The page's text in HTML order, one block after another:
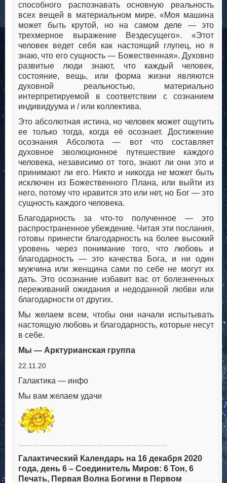
способного распознавать основную реальность
всех вещей в материальном мире. «Моя машина
может быть крутой, но на самом деле — это
трехмерное выражение Вездесущего». «Этот
человек ведет себя как настоящий глупец, но я
знаю, что его сущность — Божественная». Духовно
развитые люди знают, что каждый человек,
состояние, вещь, или форма жизни являются
духовной реальностью, материально
интерпретируемой в соответствии с сознанием
индивидуума и / или коллектива.
Это абсолютная истина, но человек может ощутить
ее только тогда, когда её осознает. Достижение
осознания Абсолюта — вот что составляет
духовное эволюционное путешествие каждого
человека, независимо от того, знают ли они это и
принимают ли его. Никто и никогда не может быть
исключен из Божественного Плана, или выйти из
него, потому что нравится это или нет, но Бог — это
сущность каждого человека.
Благодарность за что-то полученное — это
распространенное убеждение. Читая эти послания,
готовы принести благодарность на более высокий
уровень через понимание того, что любовь и
благодарность — это качества Бога, и ни один
мужчина или женщина сами по себе не могут их
дать. Это осознание избавит вас от болезненных
переживаний ожидания и недоданной любви или
благодарности от других.
Мы желаем всем, чтобы они начали испытывать
настоящую любовь и благодарность, которые несут
в себе.
Мы — Арктурианская группа
22.11.20
Галактика — инфо
Мы вам желаем удачи
Галактический Календарь на 16 декабря 2020
года, день 6 – Соединитель Миров: 6 Тон, 6
Печать, Первая Волна Богини в Первом